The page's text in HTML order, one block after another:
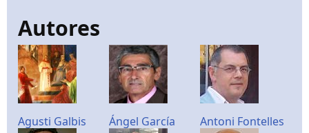
Autores
Agusti Galbis Ángel García Antoni Fontelles